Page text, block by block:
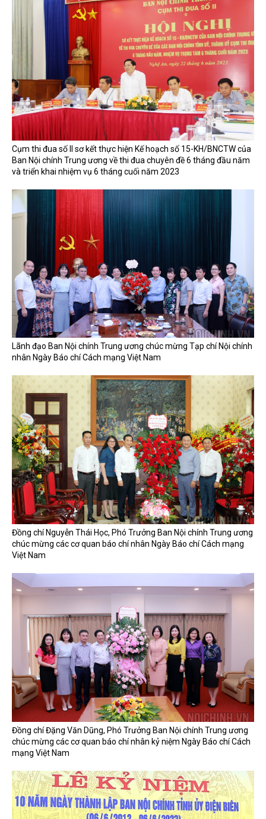
Cụm thi đua số II sơ kết thực hiện Kế hoạch số 15-KH/BNCTW của
Ban Nội chính Trung ương về thi đua chuyên đề 6 tháng đầu năm
và triển khai nhiệm vụ 6 tháng cuối năm 2023
Lãnh đạo Ban Nội chính Trung ương chúc mừng Tạp chí Nội chính
nhân Ngày Báo chí Cách mạng Việt Nam
Đồng chí Nguyễn Thái Học, Phó Trưởng Ban Nội chính Trung ương
chúc mừng các cơ quan báo chí nhân Ngày Báo chí Cách mạng
Việt Nam
Đồng chí Đặng Văn Dũng, Phó Trưởng Ban Nội chính Trung ương
chúc mừng các cơ quan báo chí nhân kỷ niệm Ngày Báo chí Cách
mạng Việt Nam